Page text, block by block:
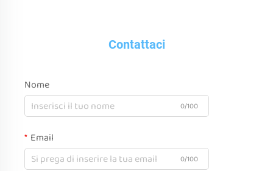
Contattaci
Nome
0/100
Email
0/100